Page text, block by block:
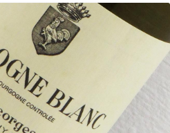
publication :